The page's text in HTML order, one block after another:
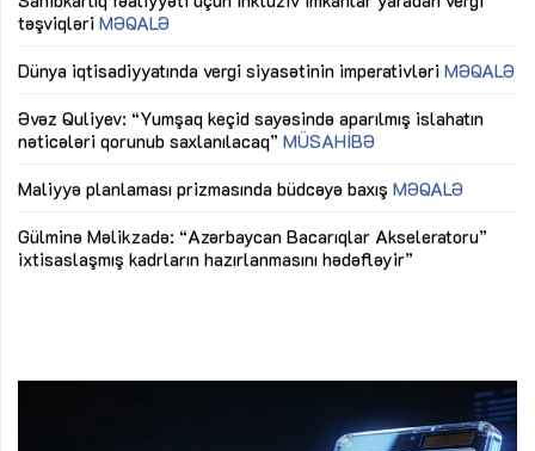
təşviqləri MƏQALƏ
Dünya iqtisadiyyatında vergi siyasətinin imperativləri MƏQALƏ
Əvəz Quliyev: “Yumşaq keçid sayəsində aparılmış islahatın
nəticələri qorunub saxlanılacaq” MÜSAHİBƏ
Maliyyə planlaması prizmasında büdcəyə baxış MƏQALƏ
Gülminə Məlikzadə: “Azərbaycan Bacarıqlar Akseleratoru”
ixtisaslaşmış kadrların hazırlanmasını hədəfləyir”